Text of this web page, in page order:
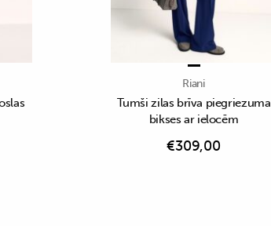
Riani
Tumši zilas brīva piegriezuma
bikses ar ielocēm
€309,00